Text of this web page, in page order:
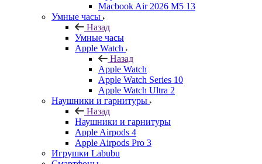
Macbook Air 2026 M5 13
Умные часы
Назад
Умные часы
Apple Watch
Назад
Apple Watch
Apple Watch Series 10
Apple Watch Ultra 2
Наушники и гарнитуры
Назад
Наушники и гарнитуры
Apple Airpods 4
Apple Airpods Pro 3
Игрушки Labubu